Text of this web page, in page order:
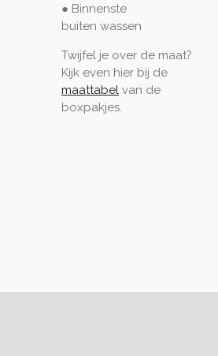
● Binnenste
buiten wassen
Twijfel je over de maat?
Kijk even hier bij de
maattabel van de
boxpakjes.